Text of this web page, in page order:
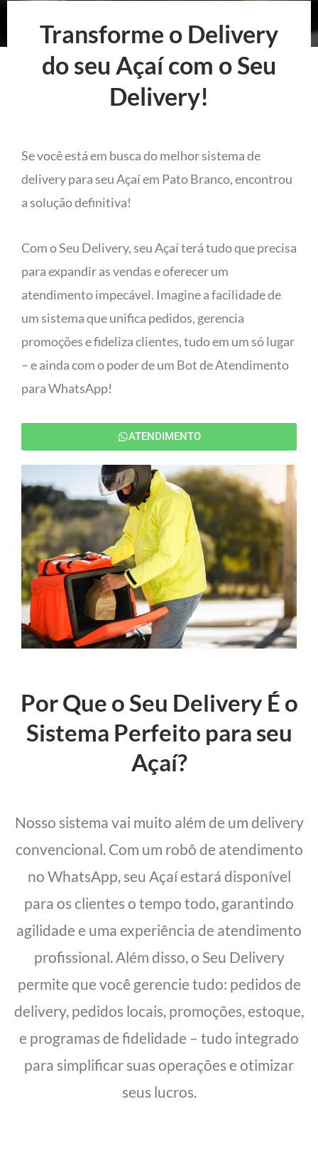
Transforme o Delivery
do seu Açaí com o Seu
Delivery!
Se você está em busca do melhor sistema de
delivery para seu Açaí em Pato Branco, encontrou
a solução definitiva!
Com o Seu Delivery, seu Açaí terá tudo que precisa
para expandir as vendas e oferecer um
atendimento impecável. Imagine a facilidade de
um sistema que unifica pedidos, gerencia
promoções e fideliza clientes, tudo em um só lugar
– e ainda com o poder de um Bot de Atendimento
para WhatsApp!
ATENDIMENTO
Por Que o Seu Delivery É o
Sistema Perfeito para seu
Açaí?
Nosso sistema vai muito além de um delivery
convencional. Com um robô de atendimento
no WhatsApp, seu Açaí estará disponível
para os clientes o tempo todo, garantindo
agilidade e uma experiência de atendimento
profissional. Além disso, o Seu Delivery
permite que você gerencie tudo: pedidos de
delivery, pedidos locais, promoções, estoque,
e programas de fidelidade – tudo integrado
para simplificar suas operações e otimizar
seus lucros.